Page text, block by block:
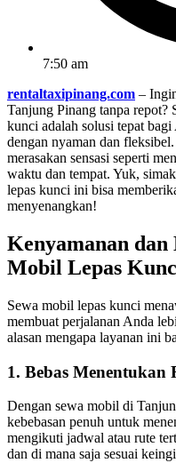
7:50 am
rentaltaxipinang.com –
Tanjung Pinang tanpa repot?
kunci adalah solusi tepat
dengan nyaman dan
merasakan sensasi seperti
waktu dan tempat. Yuk,
lepas kunci ini bisa
menyenangkan!
Kenyamanan dan
Mobil Lepas
Sewa mobil lepas kunci
membuat perjalanan Anda
alasan mengapa layanan ini
1. Bebas Menentukan
Dengan sewa mobil di
kebebasan penuh untuk
mengikuti jadwal atau rute
dan di mana saja sesuai